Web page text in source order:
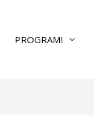
PROGRAMI